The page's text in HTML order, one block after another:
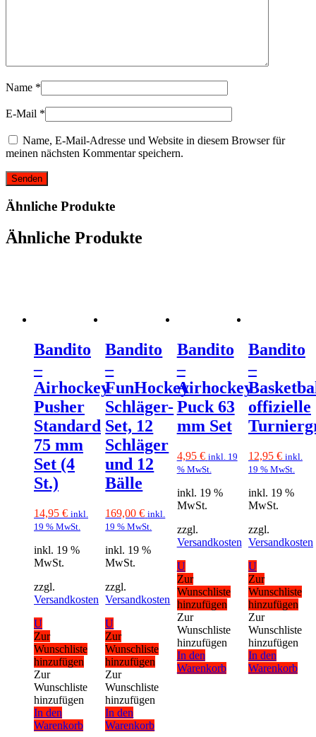
Name *
E-Mail *
Name, E-Mail-Adresse und Website in diesem Browser für
meinen nächsten Kommentar speichern.
Ähnliche Produkte
Ähnliche Produkte
Bandito
–
Airhockey
Pusher
Standard
75 mm
Set (4
St.)
14,95 € inkl.
19 % MwSt.
inkl. 19 %
MwSt.
zzgl.
Versandkosten
U
Zur
Wunschliste
hinzufügen
Zur
Wunschliste
hinzufügen
In den
Warenkorb
Bandito
–
FunHockey
Schläger-
Set, 12
Schläger
und 12
Bälle
169,00€ inkl.
19 % MwSt.
inkl. 19 %
MwSt.
zzgl.
Versandkosten
U
Zur
Wunschliste
hinzufügen
Zur
Wunschliste
hinzufügen
In den
Warenkorb
Bandito
–
Airhockey
Puck 63
mm Set
4,95 € inkl. 19
% MwSt.
inkl. 19 %
MwSt.
zzgl.
Versandkosten
U
Zur
Wunschliste
hinzufügen
Zur
Wunschliste
hinzufügen
In den
Warenkorb
Bandito
–
offizielle
12,95 € inkl.
19 % MwSt.
inkl. 19 %
MwSt.
zzgl.
Versandkosten
U
Zur
Wunschliste
hinzufügen
Zur
Wunschliste
hinzufügen
In den
Warenkorb